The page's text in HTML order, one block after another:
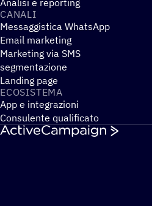
CANALI
Messaggistica WhatsApp
Email marketing
Marketing via SMS
segmentazione
Landing page
ECOSI­STEMA
App e integrazioni
Consulente qualificato